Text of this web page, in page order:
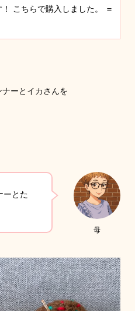
こちらで購入しました。 ＝
ーとイカさんを
母
ーとた